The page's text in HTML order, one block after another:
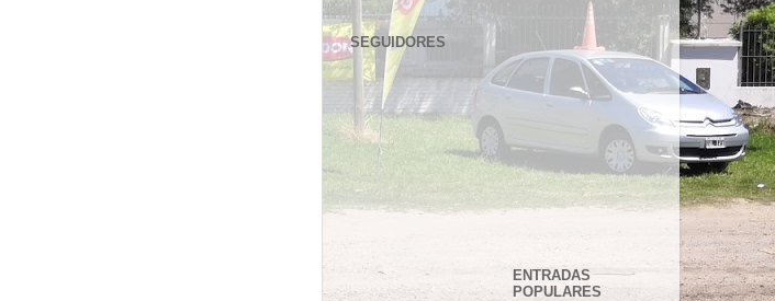
SEGUIDORES
ENTRADAS
POPULARES